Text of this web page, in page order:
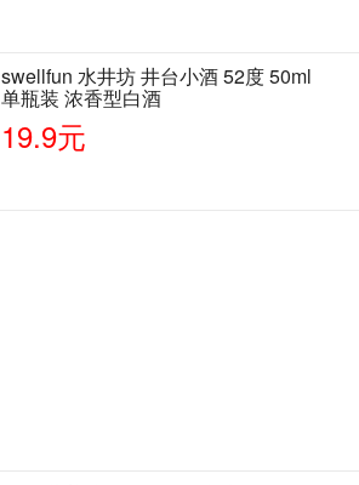
swellfun 水井坊 井台小酒 52度 50ml
单瓶装 浓香型白酒
19.9元